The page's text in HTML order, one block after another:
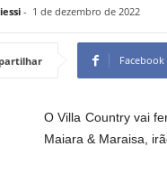
- 1 de dezembro de 2022
Facebook
O Villa Country vai
Maiara & Maraisa,